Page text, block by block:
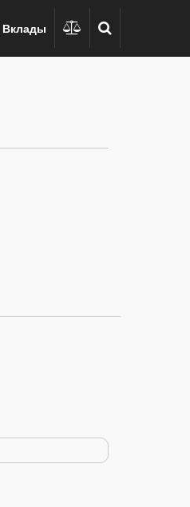
Вклады